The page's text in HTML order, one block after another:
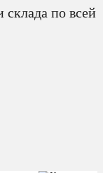
склада по всей